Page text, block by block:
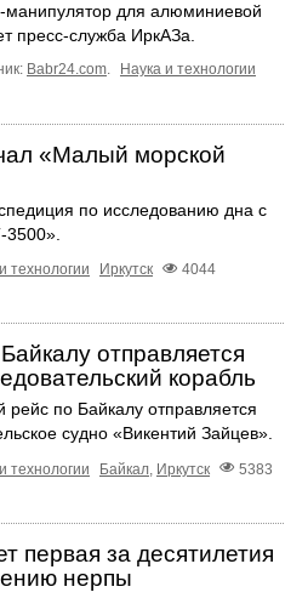
манипулятор для алюминиевой
пресс-служба ИркАЗа.
Babr24.com.
Наука и технологии
«Малый морской
по исследованию дна с
технологии Иркутск
4044
отправляется
корабль
по Байкалу отправляется
судно «Викентий Зайцев».
технологии Байкал Иркутск
5383
первая за десятилетия
нерпы